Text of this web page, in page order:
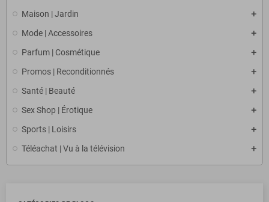
Maison | Jardin
Mode | Accessoires
Parfum | Cosmétique
Promos | Reconditionnés
Santé | Beauté
Sex Shop | Érotique
Sports | Loisirs
Téléachat | Vu à la télévision